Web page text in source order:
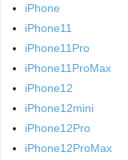
iPhone
iPhone11
iPhone11Pro
iPhone11ProMax
iPhone12
iPhone12mini
iPhone12Pro
iPhone12ProMax